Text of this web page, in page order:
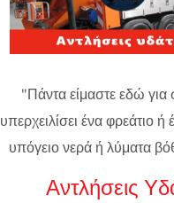
"Πάντα είμαστε εδώ για
υπερχειλίσει ένα φρεάτιο ή
υπόγειο νερά ή λύματα
Αντλήσεις